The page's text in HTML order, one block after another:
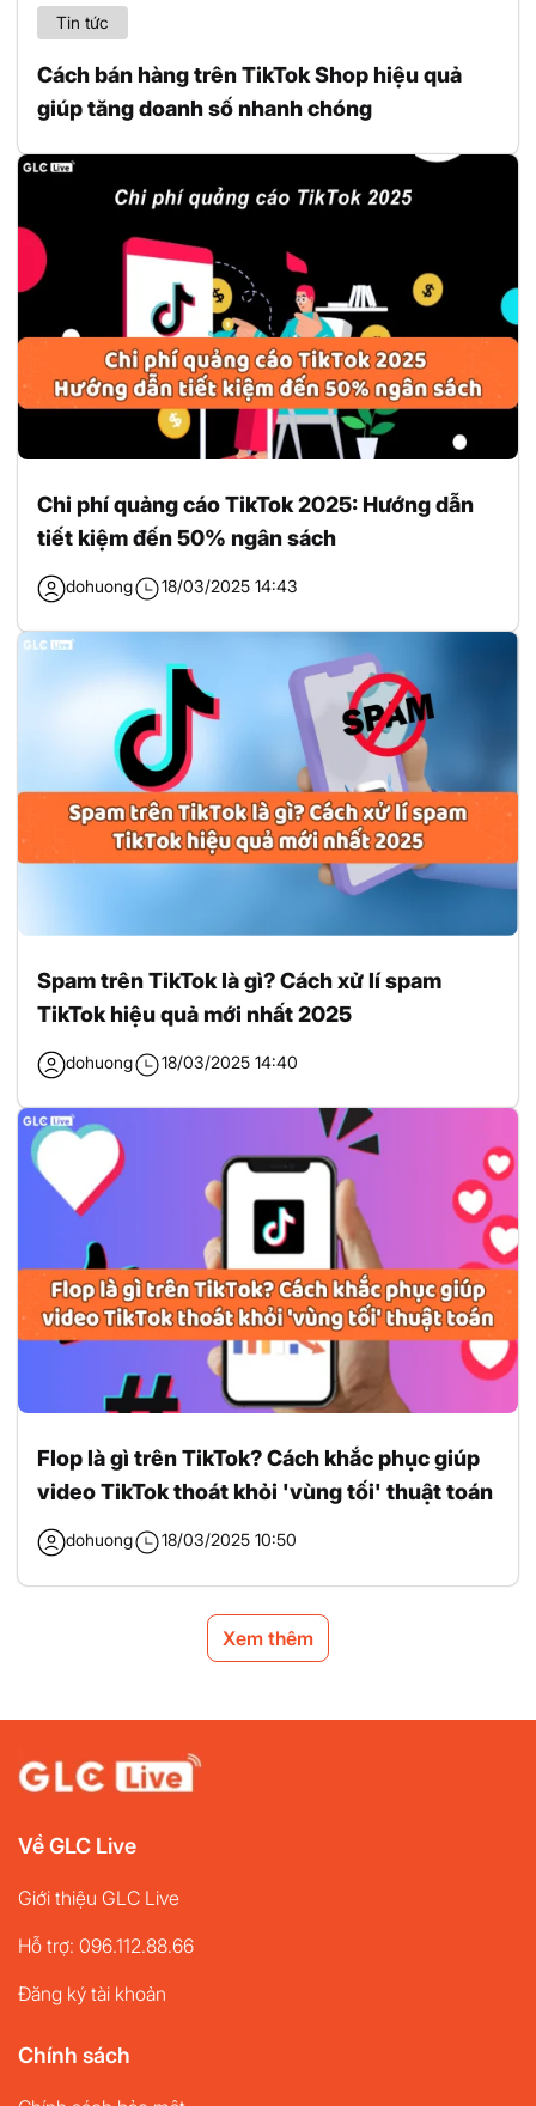
Tin tức
Cách bán hàng trên TikTok Shop hiệu quả
giúp tăng doanh số nhanh chóng
Chi phí quảng cáo TikTok 2025: Hướng dẫn
tiết kiệm đến 50% ngân sách
dohuong 18/03/2025 14:43
Spam trên TikTok là gì? Cách xử lí spam
TikTok hiệu quả mới nhất 2025
dohuong 18/03/2025 14:40
Flop là gì trên TikTok? Cách khắc phục giúp
video TikTok thoát khỏi 'vùng tối' thuật toán
dohuong 18/03/2025 10:50
Xem thêm
Về GLC Live
Giới thiệu GLC Live
Hỗ trợ: 096.112.88.66
Đăng ký tài khoản
Chính sách